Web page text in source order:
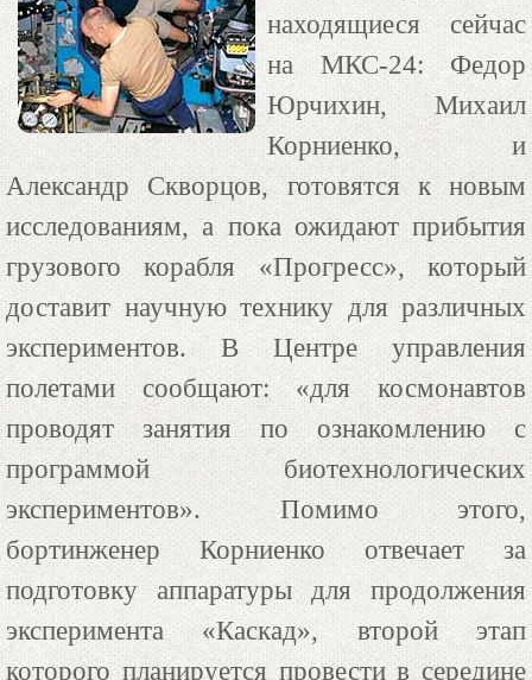
находящиеся сейчас
на МКС-24: Федор
Юрчихин, Михаил
Корниенко, и
Александр Скворцов, готовятся к новым
исследованиям, а пока ожидают прибытия
грузового корабля «Прогресс», который
доставит научную технику для различных
экспериментов. В Центре управления
полетами сообщают: «для космонавтов
проводят занятия по ознакомлению с
программой биотехнологических
экспериментов». Помимо этого,
бортинженер Корниенко отвечает за
подготовку аппаратуры для продолжения
эксперимента «Каскад», второй этап
которого планируется провести в середине